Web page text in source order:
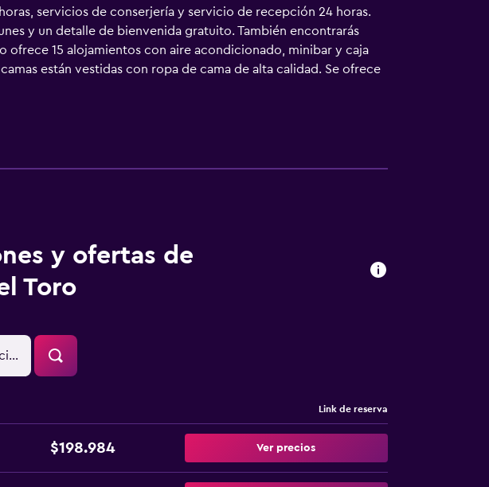
servicios de conserjería y servicio de recepción 24 horas.
y un detalle de bienvenida gratuito. También encontrarás
15 alojamientos con aire acondicionado, minibar y caja
están vestidas con ropa de cama de alta calidad. Se ofrece
están equipados con ducha, bidé, artículos de higiene
Internet por cable gratuito. Los servicios para las personas de
y ofertas de
Toro
Link de reserva
$198.984 Ver precios